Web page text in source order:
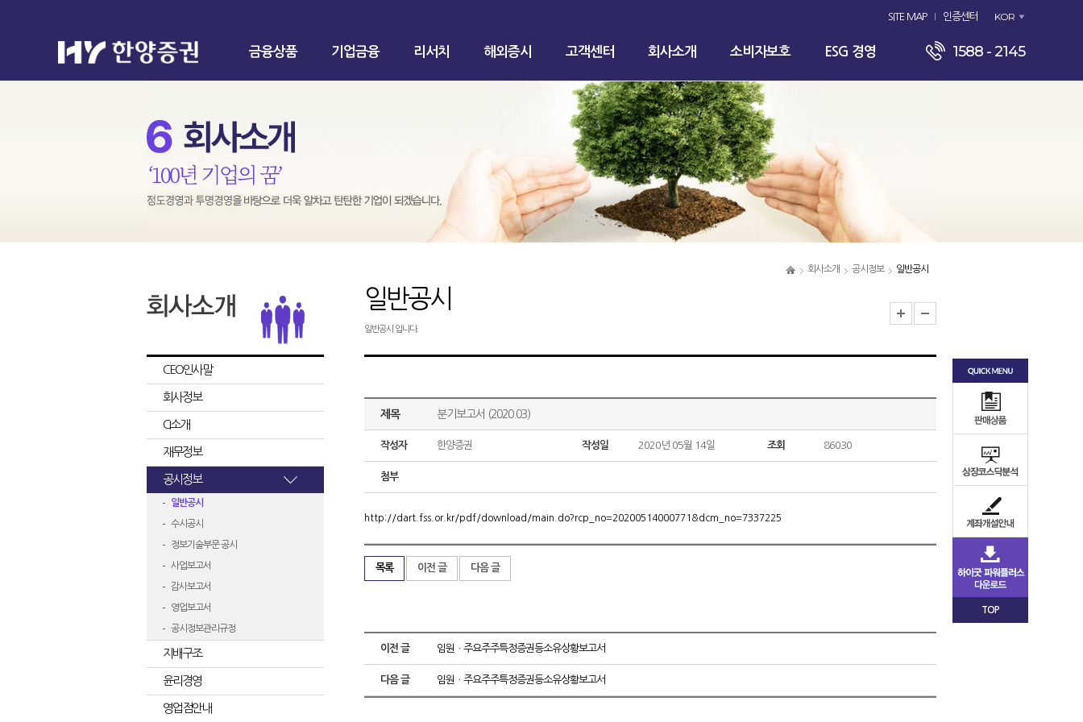
SITE MAP 인증센터 KOR
금융상품 기업금융 리서치 해외증시 고객센터 회사소개 소비자보호 ESG 경영 1588 - 2145
회사소개 공시정보 일반공시
CEO인사말
회사정보
CI소개
재무정보
공시정보
일반공시
수시공시
정보기술부문 공시
사업보고서
감사보고서
영업보고서
공시정보관리규정
지배구조
윤리경영
영업점안내
일반공시
일반공시 입니다.
제목 분기보고서 (2020.03)
작성자 한양증권 작성일 2020년 05월 14일 조회 86030
첨부
http://dart.fss.or.kr/pdf/download/main.do?rcp_no=20200514000771&dcm_no=7337225
목록 이전 글 다음 글
이전 글 임원ㆍ주요주주특정증권등소유상황보고서
다음 글 임원ㆍ주요주주특정증권등소유상황보고서
TOP